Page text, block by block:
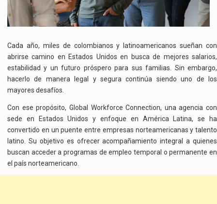
REQUISITOS
Cada año, miles de colombianos y latinoamericanos sueñan con
abrirse camino en Estados Unidos en busca de mejores salarios,
estabilidad y un futuro próspero para sus familias. Sin embargo,
hacerlo de manera legal y segura continúa siendo uno de los
mayores desafíos.
Con ese propósito, Global Workforce Connection, una agencia con
sede en Estados Unidos y enfoque en América Latina, se ha
convertido en un puente entre empresas norteamericanas y talento
latino. Su objetivo es ofrecer acompañamiento integral a quienes
buscan acceder a programas de empleo temporal o permanente en
el país norteamericano.